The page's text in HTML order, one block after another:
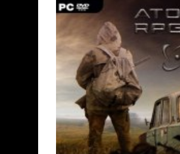
PC | RePack от xatab